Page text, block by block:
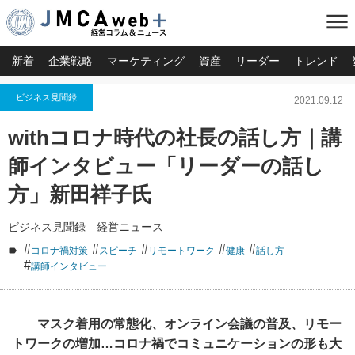
menu
新着 企業戦略 マーケティング 資産 リーダー トレンド
ビジネス見聞録 2021.09.12
withコロナ時代の社長の話し方｜講
師インタビュー「リーダーの話し
方」新田祥子氏
ビジネス見聞録 経営ニュース
#コロナ禍対策 #スピーチ #リモートワーク #健康 #話し方
#講師インタビュー
マスク着用の常態化、オンライン会議の普及、リモー
トワークの増加…コロナ禍でコミュニケーションの形も大